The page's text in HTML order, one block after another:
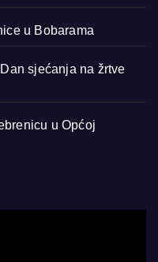
u Bobarama
sjećanja na žrtve
u Općoj